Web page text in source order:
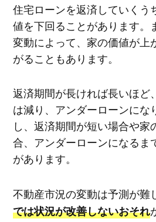
住宅ローンを返済していくう
値を下回ることがあります。
変動によって、家の価値が上
がることもあります。
返済期間が長ければ長いほど
は減り、アンダーローンにな
し、返済期間が短い場合や家
合、アンダーローンになるま
があります。
不動産市況の変動は予測が難
では状況が改善しないおそれ